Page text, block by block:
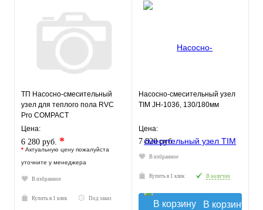
ТП Насосно-смесительный
узел для теплого пола RVC
Pro COMPACT
Цена:
6 280 руб. *
* Актуальную цену пожалуйста
уточните у менеджера
В избранное
Купить в 1 клик Под заказ
Насосно-смесительный узел
TIM JH-1036, 130/180мм
Цена:
7 820 руб.
В избранное
Купить в 1 клик В наличии
В корзину